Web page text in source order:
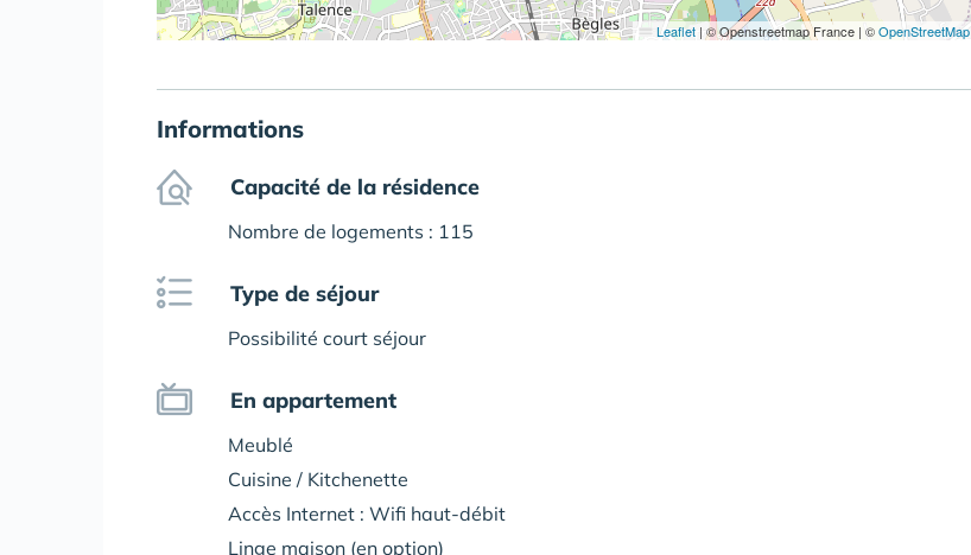
Leaflet | © Openstreetmap France | ©OpenStreetMap
Informations
Capacité de la résidence
Nombre de logements : 115
Type de séjour
Possibilité court séjour
En appartement
Meublé
Cuisine / Kitchenette
Accès Internet : Wifi haut-débit
Linge maison (en option)